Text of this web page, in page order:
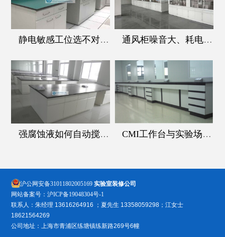
静电敏感工位选不对桌台？阻抗桌帮你把全路径电阻控在合规区间‌ 通风柜噪音大、耗电高？从安装调试阶段就能提前规避
强腐蚀液如何自动搅拌，搅拌工作站解难题 CMI工作台与实验场景的匹配度
沪公网安备31011802005169 实验室装修公司
网站备案号：沪ICP备19048304号-1
联系人：朱经理 13616264916 ；夏先生 13358059298；江女士
18621564269
公司地址：上海市青浦区练塘镇练新路269号6幢